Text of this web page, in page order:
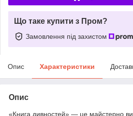
Що таке купити з Пром?
Замовлення під захистом
Опис Характеристики
Опис
«Книга дивностей» — це майстерно